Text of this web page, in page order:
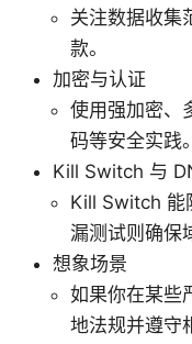
关注数据收集
款。
加密与认证
使用强加密、
码等安全实践。
Kill Switch 与
Kill Switch 能
漏测试则确保
想象场景
如果你在某些
地法规并遵守